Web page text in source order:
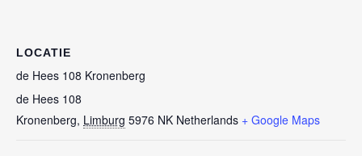
LOCATIE
de Hees 108 Kronenberg
de Hees 108
Kronenberg, Limburg 5976 NK Netherlands + Google Maps